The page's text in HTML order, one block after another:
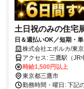
土日祝のみの住宅
日＆週払いOK／短期・
♪／履歴書不要＆WEB面
株式会社エボルカ/東
アクセス: 三鷹
時給1,500円以上
東京都三鷹市
勤務時間・曜日: 下記